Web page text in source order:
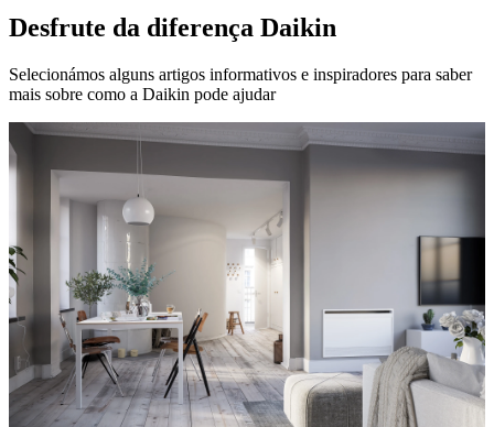
Desfrute da diferença Daikin
Selecionámos alguns artigos informativos e inspiradores para saber
mais sobre como a Daikin pode ajudar